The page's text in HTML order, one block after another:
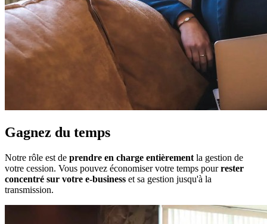
Gagnez du temps
Notre rôle est de prendre en charge entièrement la gestion de
votre cession. Vous pouvez économiser votre temps pourrester
concentré sur votre e-business et sa gestion jusqu'à la
transmission.